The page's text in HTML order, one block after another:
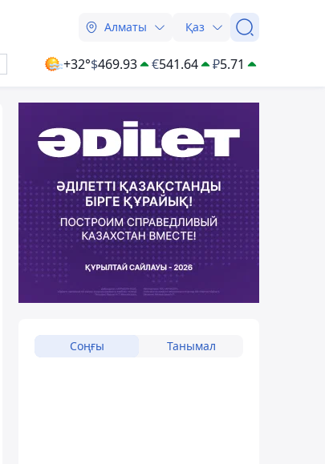
Алматы Қаз
+32°$469.93 €541.64 ₽5.71
Соңғы Танымал